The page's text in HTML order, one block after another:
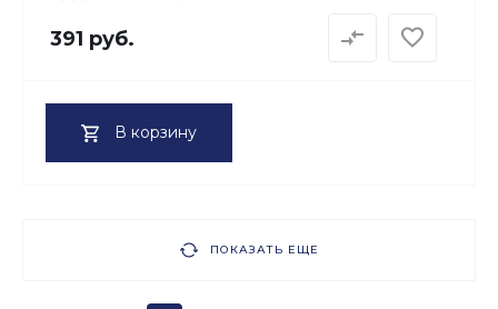
391 руб.
В корзину
ПОКАЗАТЬ ЕЩЕ